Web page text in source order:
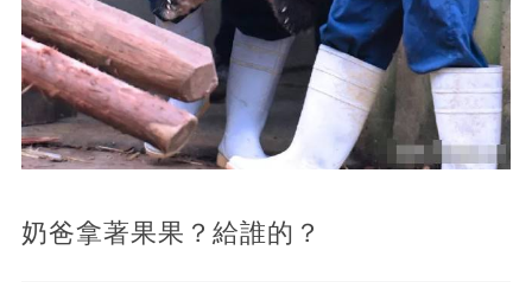
奶爸拿著果果？給誰的？